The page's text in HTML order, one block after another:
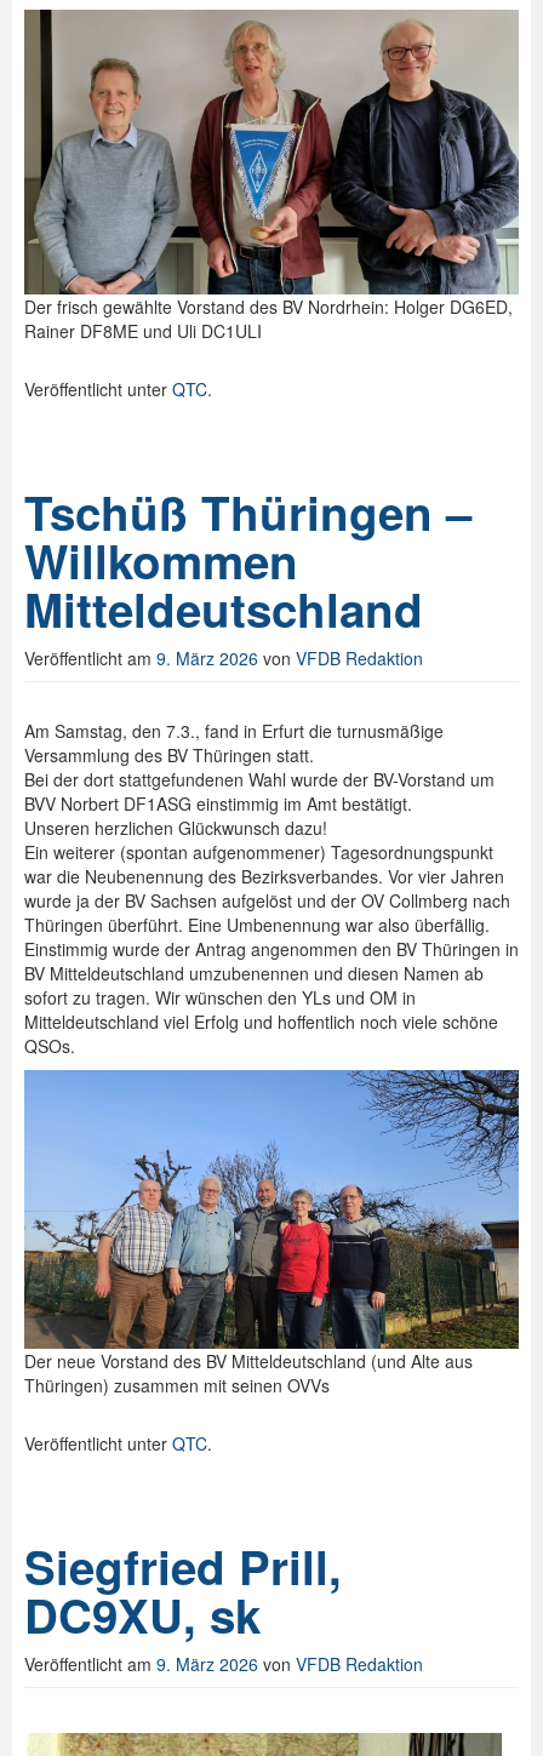
Der frisch gewählte Vorstand des BV Nordrhein: Holger DG6ED,
Rainer DF8ME und Uli DC1ULI
Veröffentlicht unter QTC.
Tschüß Thüringen –
Willkommen
Mitteldeutschland
Veröffentlicht am 9. März 2026 von VFDB Redaktion
Am Samstag, den 7.3., fand in Erfurt die turnusmäßige
Versammlung des BV Thüringen statt.
Bei der dort stattgefundenen Wahl wurde der BV-Vorstand um
BVV Norbert DF1ASG einstimmig im Amt bestätigt.
Unseren herzlichen Glückwunsch dazu!
Ein weiterer (spontan aufgenommener) Tagesordnungspunkt
war die Neubenennung des Bezirksverbandes. Vor vier Jahren
wurde ja der BV Sachsen aufgelöst und der OV Collmberg nach
Thüringen überführt. Eine Umbenennung war also überfällig.
Einstimmig wurde der Antrag angenommen den BV Thüringen in
BV Mitteldeutschland umzubenennen und diesen Namen ab
sofort zu tragen. Wir wünschen den YLs und OM in
Mitteldeutschland viel Erfolg und hoffentlich noch viele schöne
QSOs.
Der neue Vorstand des BV Mitteldeutschland (und Alte aus
Thüringen) zusammen mit seinen OVVs
Veröffentlicht unter QTC.
Siegfried Prill,
DC9XU, sk
Veröffentlicht am 9. März 2026 von VFDB Redaktion